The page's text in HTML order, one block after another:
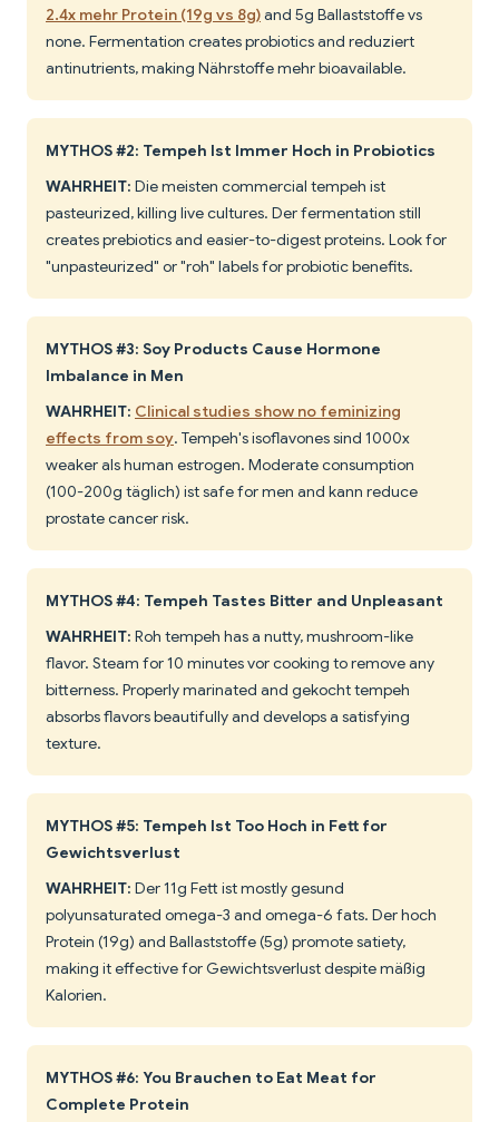
2.4x mehr Protein (19g vs 8g)and 5g Ballaststoffe vs
none. Fermentation creates probiotics and reduziert
antinutrients, making Nährstoffe mehr bioavailable.
MYTHOS #2: Tempeh Ist Immer Hoch in Probiotics
WAHRHEIT: Die meisten commercial tempeh ist
pasteurized, killing live cultures. Der fermentation still
creates prebiotics and easier-to-digest proteins. Look for
"unpasteurized" or "roh" labels for probiotic benefits.
MYTHOS #3: Soy Products Cause Hormone
Imbalance in Men
WAHRHEIT: Clinical studies show no feminizing
effects from soy. Tempeh's isoflavones sind 1000x
weaker als human estrogen. Moderate consumption
(100-200g täglich) ist safe for men and kann reduce
prostate cancer risk.
MYTHOS #4: Tempeh Tastes Bitter and Unpleasant
WAHRHEIT: Roh tempeh has a nutty, mushroom-like
flavor. Steam for 10 minutes vor cooking to remove any
bitterness. Properly marinated and gekocht tempeh
absorbs flavors beautifully and develops a satisfying
texture.
MYTHOS #5: Tempeh Ist Too Hoch in Fett for
Gewichtsverlust
WAHRHEIT: Der 11g Fett ist mostly gesund
polyunsaturated omega-3 and omega-6 fats. Der hoch
Protein (19g) and Ballaststoffe (5g) promote satiety,
making it effective for Gewichtsverlust despite mäßig
Kalorien.
MYTHOS #6: You Brauchen to Eat Meat for
Complete Protein